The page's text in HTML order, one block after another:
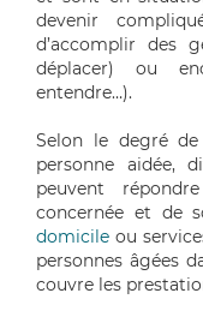
devenir
d’accomplir des
déplacer) ou
entendre…).
Selon le degré
personne aidée,
peuvent
concernée et de
domicile ou
personnes âgées
couvre les